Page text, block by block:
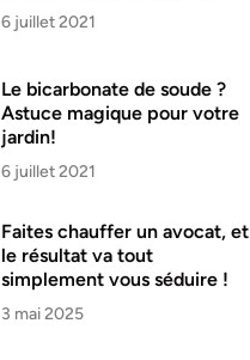
6 juillet 2021
Le bicarbonate de soude ?
Astuce magique pour votre
jardin!
6 juillet 2021
Faites chauffer un avocat, et
le résultat va tout
simplement vous séduire !
3 mai 2025